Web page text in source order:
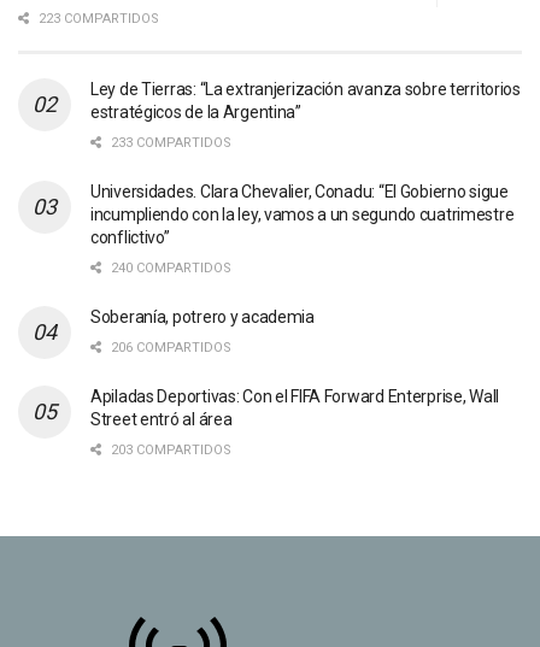
223 COMPARTIDOS
Ley de Tierras: “La extranjerización avanza sobre territorios
estratégicos de la Argentina”
233 COMPARTIDOS
Universidades. Clara Chevalier, Conadu: “El Gobierno sigue
incumpliendo con la ley, vamos a un segundo cuatrimestre
conflictivo”
240 COMPARTIDOS
Soberanía, potrero y academia
206 COMPARTIDOS
Apiladas Deportivas: Con el FIFA Forward Enterprise, Wall
Street entró al área
203 COMPARTIDOS